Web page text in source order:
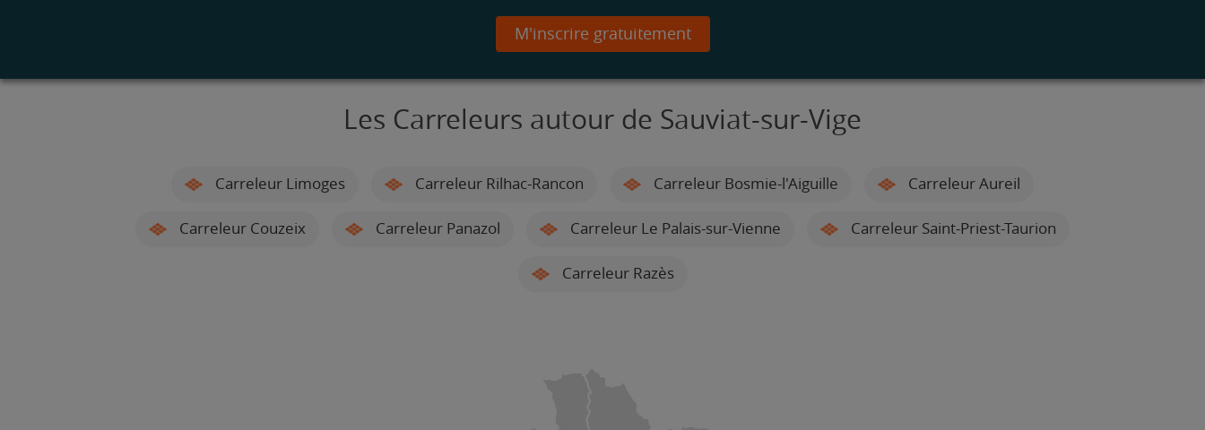
M'inscrire gratuitement
Les Carreleurs autour de Sauviat-sur-Vige
Carreleur Limoges Carreleur Rilhac-Rancon Carreleur Bosmie-l'Aiguille Carreleur Aureil
Carreleur Couzeix Carreleur Panazol Carreleur Le Palais-sur-Vienne Carreleur Saint-Priest-Taurion
Carreleur Razès